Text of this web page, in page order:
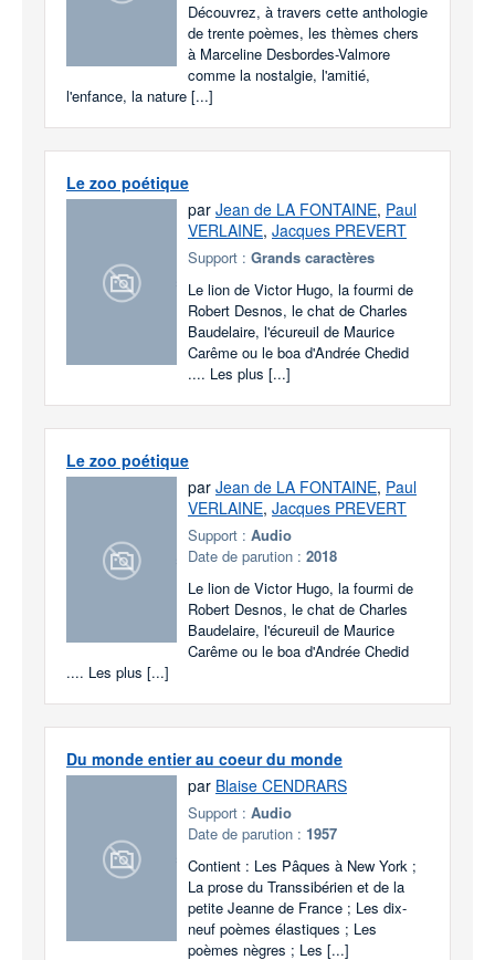
Découvrez, à travers cette anthologie
de trente poèmes, les thèmes chers
à Marceline Desbordes-Valmore
comme la nostalgie, l'amitié,
l'enfance, la nature [...]
Le zoo poétique
par Jean de LA FONTAINE, Paul
VERLAINE, Jacques PREVERT
Support : Grands caractères
Le lion de Victor Hugo, la fourmi de
Robert Desnos, le chat de Charles
Baudelaire, l'écureuil de Maurice
Carême ou le boa d'Andrée Chedid
.... Les plus [...]
Le zoo poétique
par Jean de LA FONTAINE, Paul
VERLAINE, Jacques PREVERT
Support : Audio
Date de parution : 2018
Le lion de Victor Hugo, la fourmi de
Robert Desnos, le chat de Charles
Baudelaire, l'écureuil de Maurice
Carême ou le boa d'Andrée Chedid
.... Les plus [...]
Du monde entier au coeur du monde
par Blaise CENDRARS
Support : Audio
Date de parution : 1957
Contient : Les Pâques à New York ;
La prose du Transsibérien et de la
petite Jeanne de France ; Les dix-
neuf poèmes élastiques ; Les
poèmes nègres ; Les [...]